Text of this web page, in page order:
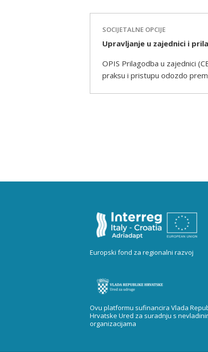
SOCIJETALNE OPCIJE
Upravljanje u zajednici i
OPIS Prilagodba u zajednici
praksu i pristupu odozdo
Europski fond za regionalni razvoj
Ovu platformu sufinancira Vlada
Hrvatske Ured za suradnju s
organizacijama